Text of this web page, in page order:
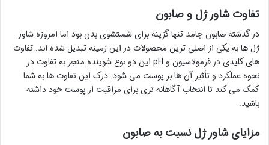
تفاوت شاور ژل و صابون
در گذشته صابون جامد تنها گزینه برای شستشوی بدن بود اما امروزه شاور
ژل ها به یکی از اصلی ترین محصولات در این زمینه تبدیل شده اند. تفاوت
های کلیدی در فرمولاسیون و pH این دو نوع شوینده منجر به تفاوت در
نحوه عملکرد و تأثیر آن ها بر پوست می شود. درک این تفاوت ها به شما
کمک می کند تا انتخاب آگاهانه تری برای مراقبت از پوست خود داشته
باشید.
مزایای شاور ژل نسبت به صابون